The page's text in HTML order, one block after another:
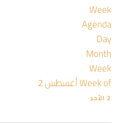
Week
Agenda
Day
Month
Week
Week of أغسطس 2
2 الأحد